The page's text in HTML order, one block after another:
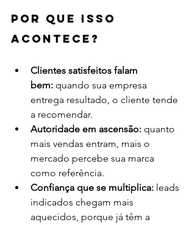
Por que isso
acontece?
Clientes satisfeitos falam
bem: quando sua empresa
entrega resultado, o cliente tende
a recomendar.
Autoridade em ascensão: quanto
mais vendas entram, mais o
mercado percebe sua marca
como referência.
Confiança que se multiplica: leads
indicados chegam mais
aquecidos, porque já têm a